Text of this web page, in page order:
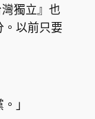
獨立』也
。以前只要
」